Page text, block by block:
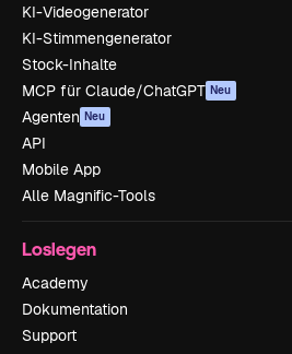
KI-Videogenerator
KI-Stimmengenerator
Stock-Inhalte
MCP für Claude/ChatGPT Neu
Agenten Neu
API
Mobile App
Alle Magnific-Tools
Loslegen
Academy
Dokumentation
Support